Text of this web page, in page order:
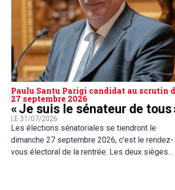
Paulu Santu Parigi candidat au scrutin
27 septembre 2026
« Je suis le sénateur de tous
LE 31/07/2026
Les élections sénatoriales se tiendront le
dimanche 27 septembre 2026, c’est le rendez-
vous électoral de la rentrée. Les deux sièges…